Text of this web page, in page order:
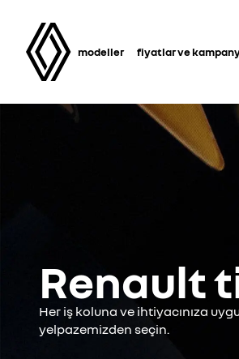
modeller fiyatlar ve
Renault
Her iş koluna ve ihtiyacınıza
yelpazemizden seçin.